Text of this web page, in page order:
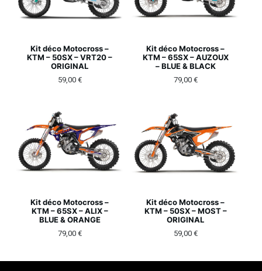
Kit déco Motocross –
KTM – 50SX – VRT20 –
ORIGINAL
59,00 €
Kit déco Motocross –
KTM – 65SX – AUZOUX
– BLUE & BLACK
79,00 €
Kit déco Motocross –
KTM – 65SX – ALIX –
BLUE & ORANGE
79,00 €
Kit déco Motocross –
KTM – 50SX – MOST –
ORIGINAL
59,00 €